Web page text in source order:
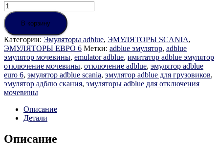
Количество
товара
Auto
Pass
/Banana
Japana
Scania
6
серии
NTG
Euro
В корзину
Категории: Эмуляторы adblue, ЭМУЛЯТОРЫ SCANIA,
ЭМУЛЯТОРЫ ЕВРО 6 Метки: adblue эмулятор, adblue
эмулятор мочевины, emulator adblue, имитатор adblue эмулятор
отключение мочевины, отключение adblue, эмулятор adblue
euro 6, эмулятор adblue scania, эмулятор adblue для грузовиков,
эмулятор адблю скания, эмуляторы adblue для отключения
мочевины
Описание
Детали
Описание